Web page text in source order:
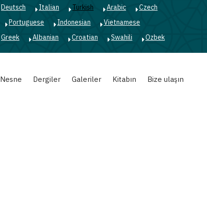
Deutsch Italian Turkish Arabic
Czech
Portuguese Indonesian
Vietnamese
Greek Albanian Croatian Swahili Ozbek
Nesne Dergiler Galeriler Kitabın Bize ulaşın